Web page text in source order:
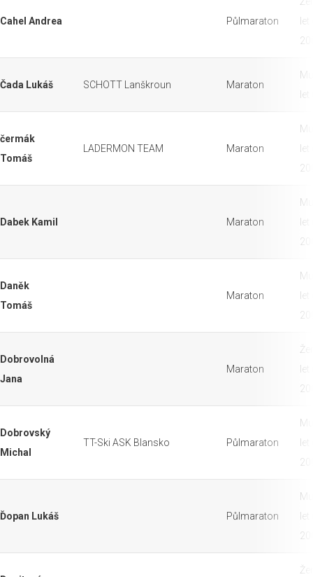
Cahel Andrea Půlmaraton
Čada Lukáš SCHOTT Lanškroun Maraton
čermák
Tomáš
LADERMON TEAM Maraton
Dabek Kamil Maraton
Daněk
Tomáš
Maraton
Dobrovolná
Jana
Maraton
Dobrovský
Michal
TT-Ski ASK Blansko Půlmaraton
Ďopan Lukáš Půlmaraton